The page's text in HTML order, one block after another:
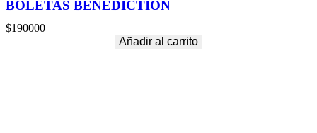
BOLETAS BENEDICTION
$190000
Añadir al carrito